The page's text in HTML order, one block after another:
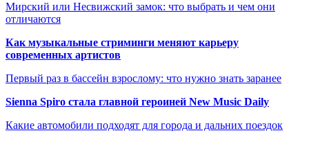
Мирский или Несвижский замок: что выбрать и чем они
отличаются
Как музыкальные стриминги меняют карьеру
современных артистов
Первый раз в бассейн взрослому: что нужно знать заранее
Sienna Spiro стала главной героиней New Music Daily
Какие автомобили подходят для города и дальних поездок